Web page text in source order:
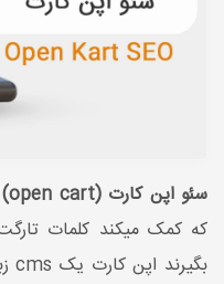
سئو اپن کارت (open cart)
که کمک میکند کلمات